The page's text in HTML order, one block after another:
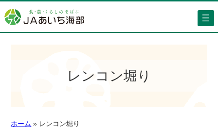
レンコン堀り
ホーム » レンコン堀り